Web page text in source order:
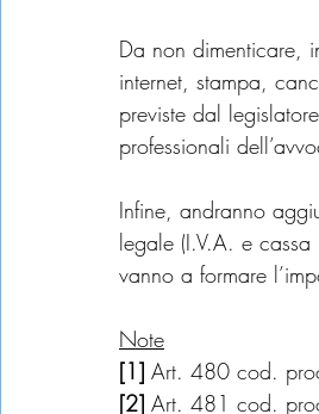
Da non dimenticare,
internet, stampa,
previste dal
professionali
Infine, andranno
legale (I.V.A. e
vanno a formare
Note
[1] Art. 480 cod.
[2] Art. 481 cod.